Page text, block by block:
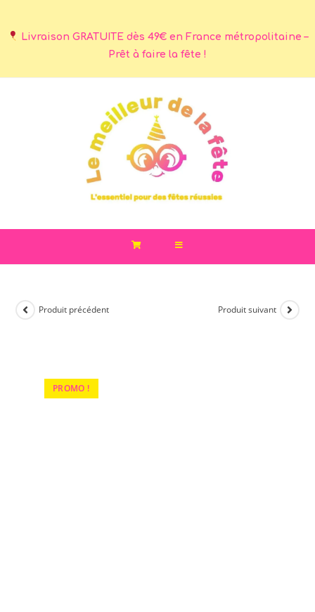
Livraison GRATUITE dès 49€ en France métropolitaine –
Prêt à faire la fête !
PROMO !
Produit précédent Produit suivant